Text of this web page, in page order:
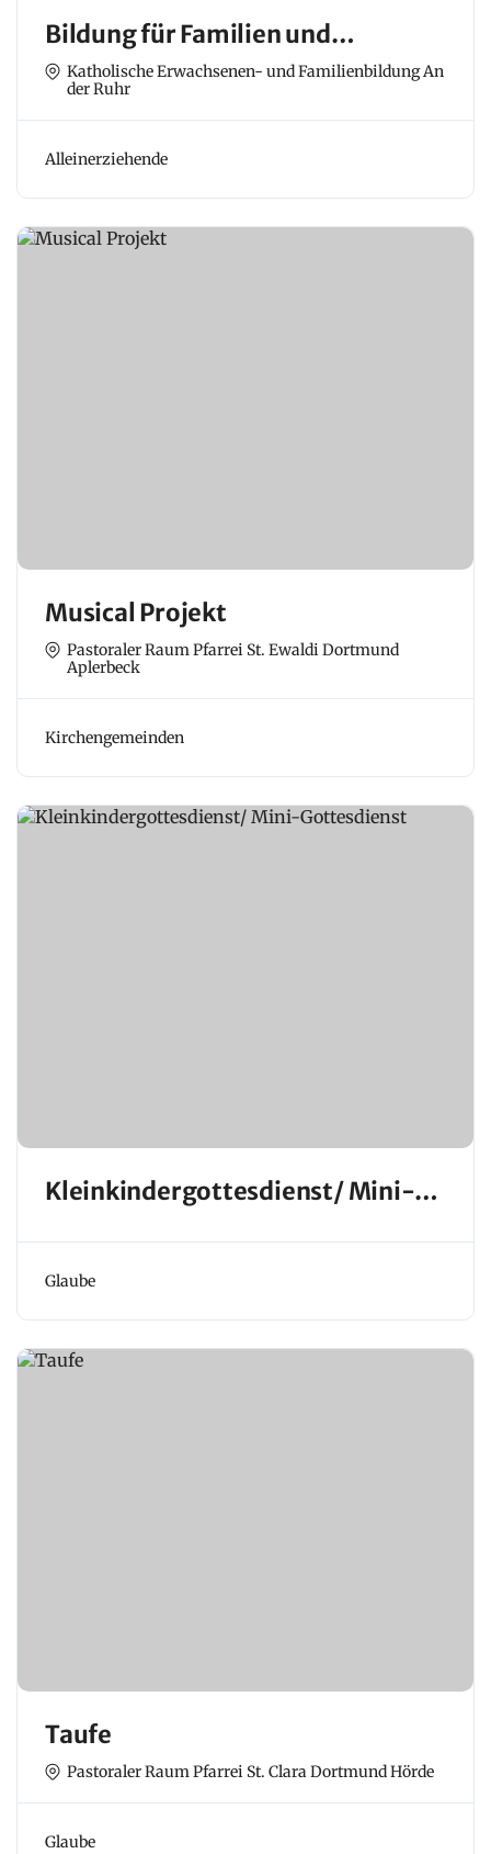
Bildung für Familien und
Erwachsene
Katholische Erwachsenen- und Familienbildung An
der Ruhr
Alleinerziehende
Musical Projekt
Pastoraler Raum Pfarrei St. Ewaldi Dortmund
Aplerbeck
Kirchengemeinden
Kleinkindergottesdienst/ Mini-
Glaube
Taufe
Pastoraler Raum Pfarrei St. Clara Dortmund Hörde
Glaube